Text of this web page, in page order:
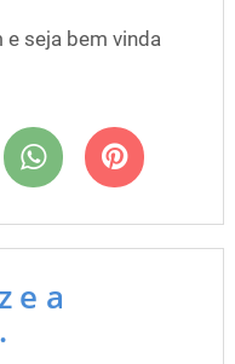
e seja bem vinda
e a